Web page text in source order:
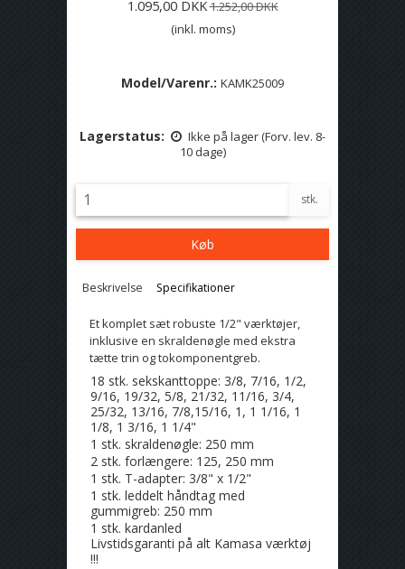
1.095,00 DKK1.252,00 DKK
(inkl. moms)
Model/Varenr.: KAMK25009
Lagerstatus:
Ikke på lager (Forv. lev. 8-
10 dage)
stk.
Køb
Beskrivelse Specifikationer
Et komplet sæt robuste 1/2" værktøjer,
inklusive en skraldenøgle med ekstra
tætte trin og tokomponentgreb.
18 stk. sekskanttoppe: 3/8, 7/16, 1/2,
9/16, 19/32, 5/8, 21/32, 11/16, 3/4,
25/32, 13/16, 7/8,15/16, 1, 1 1/16, 1
1/8, 1 3/16, 1 1/4"
1 stk. skraldenøgle: 250 mm
2 stk. forlængere: 125, 250 mm
1 stk. T-adapter: 3/8" x 1/2"
1 stk. leddelt håndtag med
gummigreb: 250 mm
1 stk. kardanled
Livstidsgaranti på alt Kamasa værktøj
!!!